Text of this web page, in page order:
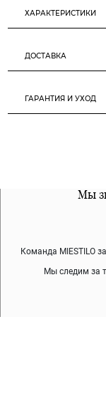
ХАРАКТЕРИСТИКИ
ДОСТАВКА
ГАРАНТИЯ И УХОД
Мы
Команда MIESTILO
Мы следим за
Все
Мы используем
содержит
Во время доставки
что вам